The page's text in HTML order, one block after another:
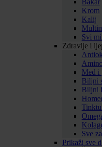
Bakar
Krom
Kalij
Svi
Zdravlje i
Med i
Biljni
Biljni
Sve
Prikaži sve